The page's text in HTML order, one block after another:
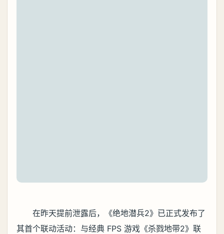
在昨天提前泄露后，《绝地潜兵2》已正式发布了
其首个联动活动：与经典 FPS 游戏《杀戮地带2》联